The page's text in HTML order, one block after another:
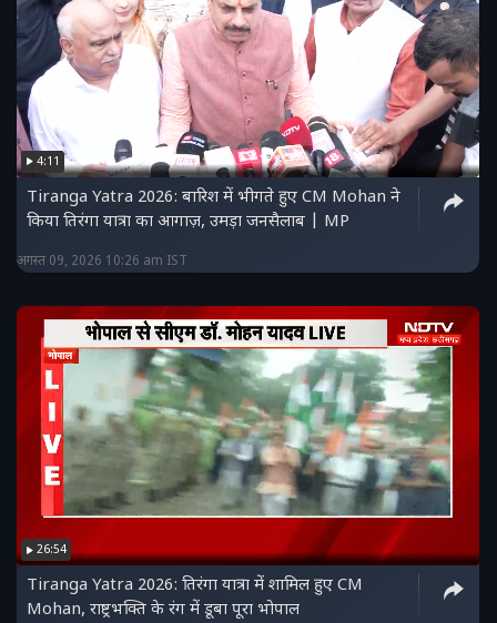
4:11
Tiranga Yatra 2026: बारिश में भीगते हुए CM Mohan ने
किया तिरंगा यात्रा का आगाज़, उमड़ा जनसैलाब | MP
अगस्त 09, 2026 10:26 am IST
26:54
Tiranga Yatra 2026: तिरंगा यात्रा में शामिल हुए CM
Mohan, राष्ट्रभक्ति के रंग में डूबा पूरा भोपाल